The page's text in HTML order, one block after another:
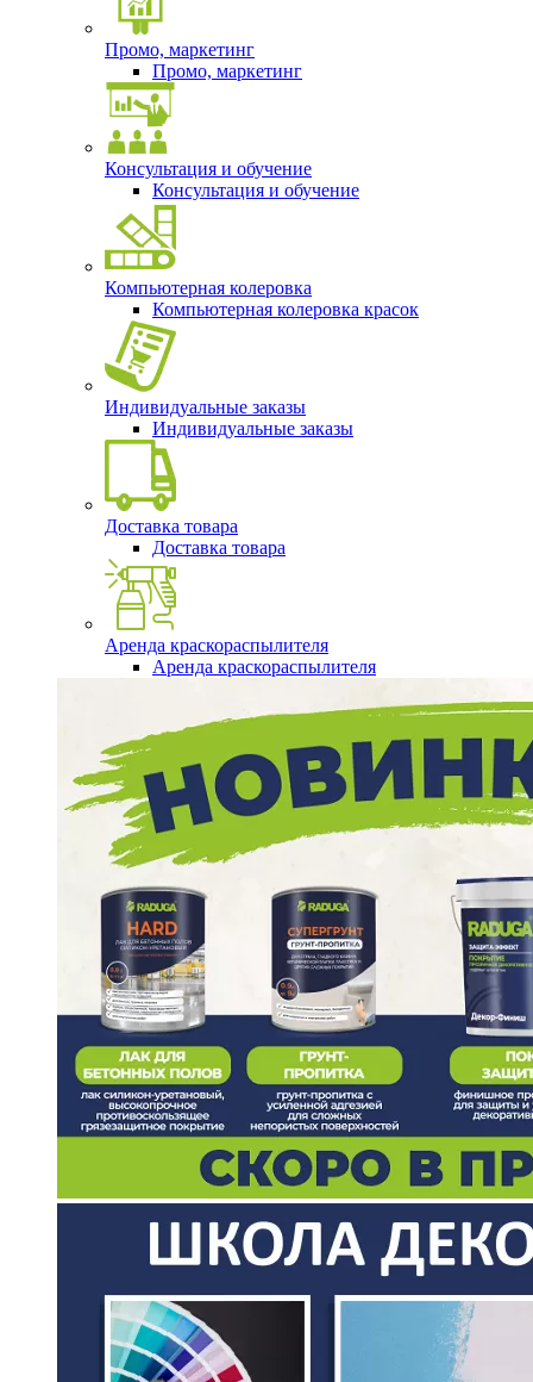
Промо, маркетинг
Промо, маркетинг
Консультация и обучение
Консультация и обучение
Компьютерная колеровка
Компьютерная колеровка красок
Индивидуальные заказы
Индивидуальные заказы
Доставка товара
Доставка товара
Аренда краскораспылителя
Аренда краскораспылителя